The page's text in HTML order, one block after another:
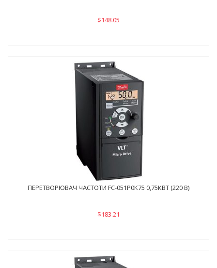
$148.05
ПЕРЕТВОРЮВАЧ ЧАСТОТИ FC-051P0К75 0,75КВТ (220 В)
$183.21